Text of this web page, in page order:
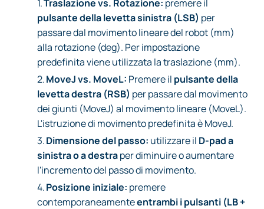
1.Traslazione vs. Rotazione: premere il
pulsante della levetta sinistra (LSB) per
passare dal movimento lineare del robot (mm)
alla rotazione (deg). Per impostazione
predefinita viene utilizzata la traslazione (mm).
2.MoveJ vs. MoveL: Premere il pulsante della
levetta destra (RSB) per passare dal movimento
dei giunti (MoveJ) al movimento lineare (MoveL).
L'istruzione di movimento predefinita è MoveJ.
3.Dimensione del passo: utilizzare il D-pad a
sinistra o a destraper diminuire o aumentare
l'incremento del passo di movimento.
4.Posizione iniziale: premere
contemporaneamenteentrambi i pulsanti (LB +